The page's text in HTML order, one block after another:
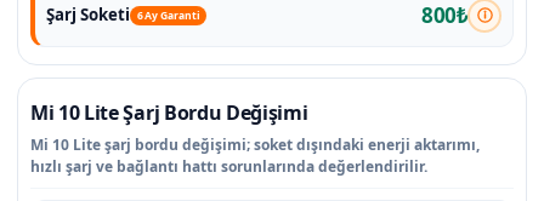
Şarj Soketi 6 Ay Garanti 800₺
Mi 10 Lite Şarj Bordu Değişimi
Mi 10 Lite şarj bordu değişimi; soket dışındaki enerji aktarımı,
hızlı şarj ve bağlantı hattı sorunlarında değerlendirilir.